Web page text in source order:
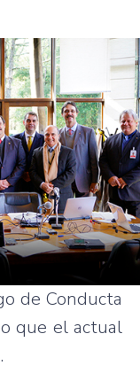
de Conducta
que el actual